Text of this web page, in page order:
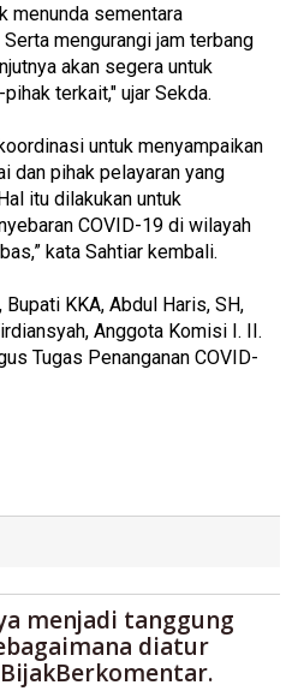
menunda sementara
mengurangi jam terbang
akan segera untuk
terkait," ujar Sekda.
untuk menyampaikan
dan pihak pelayaran yang
itu dilakukan untuk
COVID-19 di wilayah
kata Sahtiar kembali.
KKA, Abdul Haris, SH,
Anggota Komisi I. II.
Tugas Penanganan COVID-
menjadi tanggung
diatur